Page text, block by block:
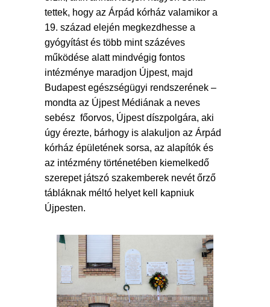
tettek, hogy az Árpád kórház valamikor a
19. század elején megkezdhesse a
gyógyítást és több mint százéves
működése alatt mindvégig fontos
intézménye maradjon Újpest, majd
Budapest egészségügyi rendszerének –
mondta az Újpest Médiának a neves
sebész főorvos, Újpest díszpolgára, aki
úgy érezte, bárhogy is alakuljon az Árpád
kórház épületének sorsa, az alapítók és
az intézmény történetében kiemelkedő
szerepet játszó szakemberek nevét őrző
tábláknak méltó helyet kell kapniuk
Újpesten.